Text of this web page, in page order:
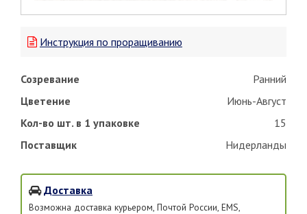
Инструкция по проращиванию
Созревание
Ранний
Цветение
Июнь-Август
Кол-во шт. в 1 упаковке
15
Поставщик
Нидерланды
Доставка
Возможна доставка курьером, Почтой России, EMS,